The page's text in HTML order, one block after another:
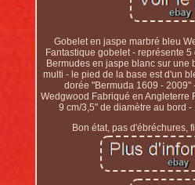
Gobelet en jaspe marbré bleu
Fantastique gobelet - représente
Bermudes en jaspe blanc sur une
multi - le pied de la base est d'un
dorée "Bermuda 1609 - 2009"
Wedgwood Fabriqué en Angleterre
9 cm/3,5" de diamètre au bord
Bon état, pas d'ébréchures,